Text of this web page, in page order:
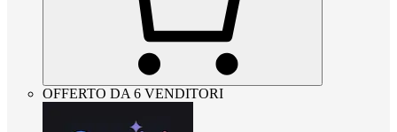
OFFERTO DA 6 VENDITORI